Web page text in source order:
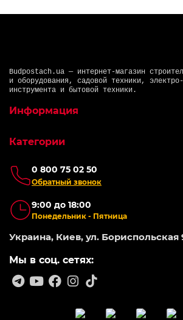
Budpostach.ua — интернет-магазин
и оборудования, садовой техники,
инструмента и бытовой техники.
0 800 75 02 50
Обратный звонок
9:00 до 18:00
Понедельник - Пятница
Украина, Киев, ул. Бориспольская
Мы в соц. сетях:
Информация
Категории